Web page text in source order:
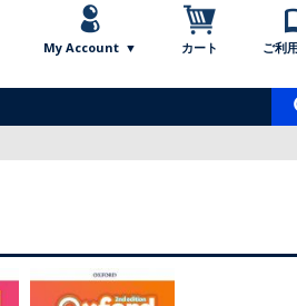
My Account カート ご利